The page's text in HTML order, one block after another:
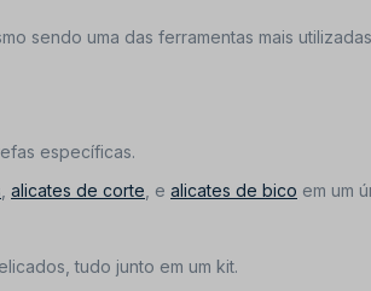
sendo uma das ferramentas mais
específicas.
alicates de corte , e alicates de bico em um
tudo junto em um kit.